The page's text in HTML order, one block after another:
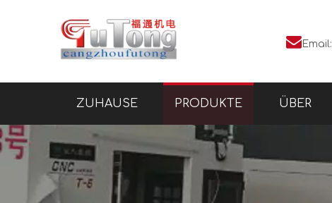
 Email:
ZUHAUSE PRODUKTE ÜBER